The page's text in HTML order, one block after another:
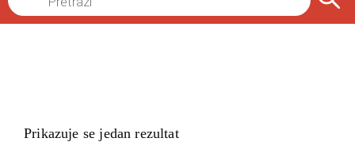
search
Prikazuje se jedan rezultat